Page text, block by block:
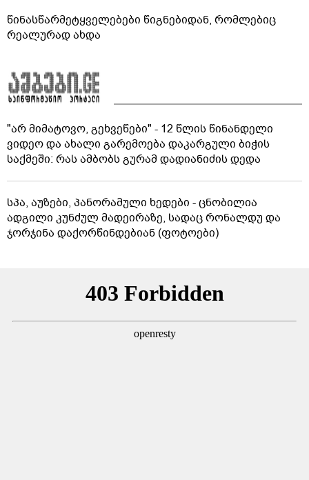
წინასწარმეტყველებები წიგნებიდან, რომლებიც
რეალურად ახდა
"არ მიმატოვო, გეხვეწები" - 12 წლის წინანდელი
ვიდეო და ახალი გარემოება დაკარგული ბიჭის
საქმეში: რას ამბობს გურამ დადიანიძის დედა
სპა, აუზები, პანორამული ხედები - ცნობილია
ადგილი კუნძულ მადეირაზე, სადაც რონალდუ და
ჯორჯინა დაქორწინდებიან (ფოტოები)